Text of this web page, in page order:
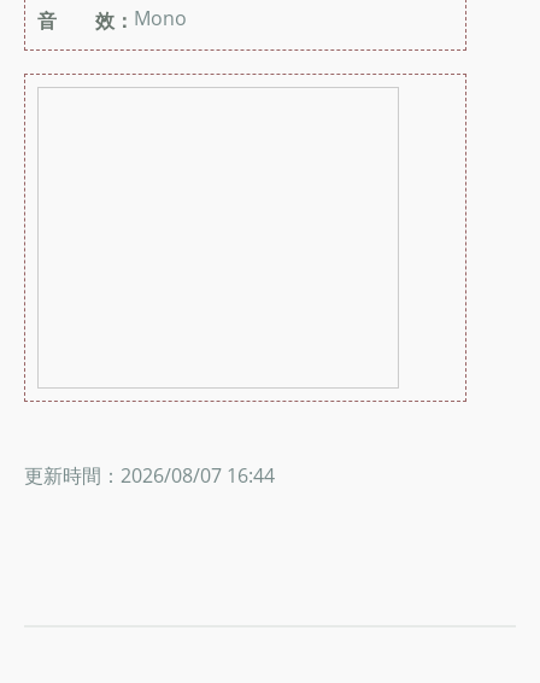
音 效： Mono
更新時間：2026/08/07 16:44